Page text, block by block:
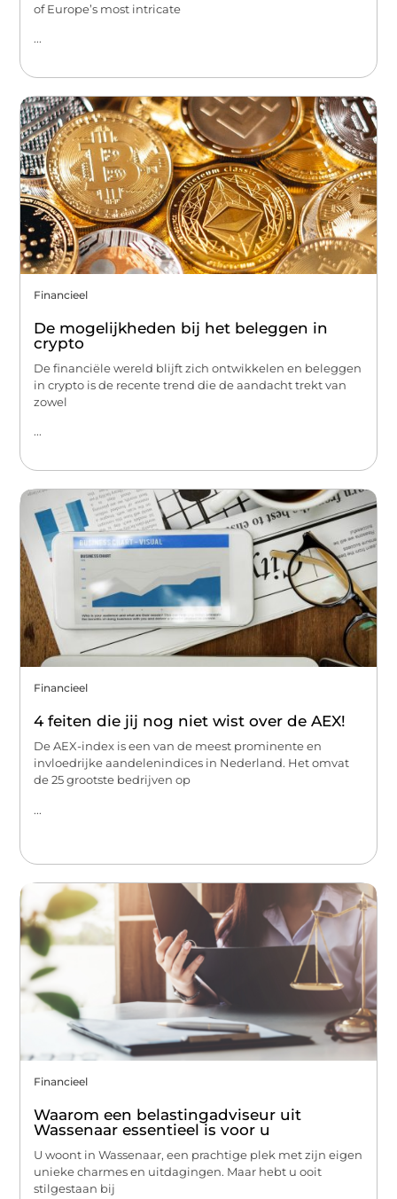
of Europe’s most intricate
...
Financieel
De mogelijkheden bij het beleggen in
crypto
De financiële wereld blijft zich ontwikkelen en beleggen
in crypto is de recente trend die de aandacht trekt van
zowel
...
Financieel
4 feiten die jij nog niet wist over de AEX!
De AEX-index is een van de meest prominente en
invloedrijke aandelenindices in Nederland. Het omvat
de 25 grootste bedrijven op
...
Financieel
Waarom een belastingadviseur uit
Wassenaar essentieel is voor u
U woont in Wassenaar, een prachtige plek met zijn eigen
unieke charmes en uitdagingen. Maar hebt u ooit
stilgestaan bij